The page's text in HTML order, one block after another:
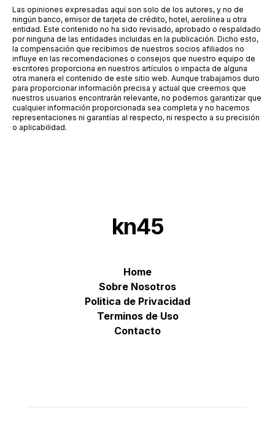
Las opiniones expresadas aquí son solo de los autores, y no de
ningún banco, emisor de tarjeta de crédito, hotel, aerolínea u otra
entidad. Este contenido no ha sido revisado, aprobado o respaldado
por ninguna de las entidades incluidas en la publicación. Dicho esto,
la compensación que recibimos de nuestros socios afiliados no
influye en las recomendaciones o consejos que nuestro equipo de
escritores proporciona en nuestros artículos o impacta de alguna
otra manera el contenido de este sitio web. Aunque trabajamos duro
para proporcionar información precisa y actual que creemos que
nuestros usuarios encontrarán relevante, no podemos garantizar que
cualquier información proporcionada sea completa y no hacemos
representaciones ni garantías al respecto, ni respecto a su precisión
o aplicabilidad.
kn45
Home
Sobre Nosotros
Politica de Privacidad
Terminos de Uso
Contacto